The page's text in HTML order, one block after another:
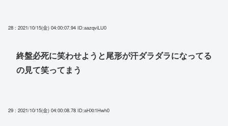
28 : 2021/10/15(金) 04:00:07.94 ID:aazqviLU0
終盤必死に笑わせようと尾形が汗ダラダラになってる
の見て笑ってまう
29 : 2021/10/15(金) 04:00:08.78 ID:aHXt1Hwh0